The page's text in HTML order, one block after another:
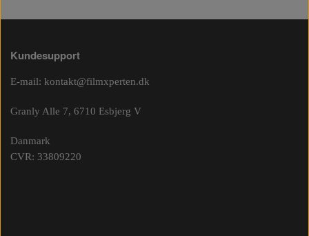
Kundesupport
E-mail: kontakt@filmxperten.dk
Granly Alle 7, 6710 Esbjerg V
Danmark
CVR: 33809220